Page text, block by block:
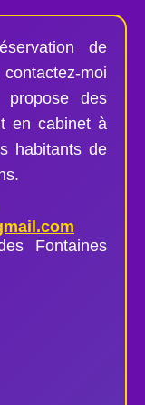
de
moi
des
en cabinet à
habitants de
Fontaines